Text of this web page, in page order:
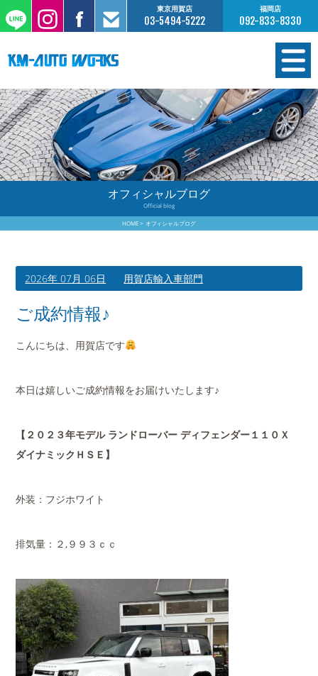
東京用賀店
03-5494-5222
福岡店
092-833-8330
在庫情報
オーダー販売
工場サービス
保証について
買取査定のご案内
オフィシャルブログ
Official blog
HOME オフィシャルブログ
2026年 07月 06日 用賀店輸入車部門
ご成約情報♪
こんにちは、用賀店です
本日は嬉しいご成約情報をお届けいたします♪
【２０２３年モデル ランドローバー ディフェンダー１１０Ｘ
ダイナミックＨＳＥ】
外装：フジホワイト
排気量：２,９９３ｃｃ